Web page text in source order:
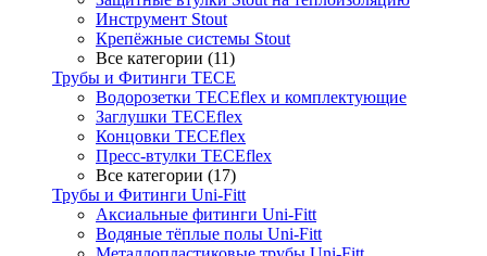
Инструмент Stout
Крепёжные системы Stout
Все категории (11)
Трубы и Фитинги TECE
Водорозетки TECEflex и комплектующие
Заглушки TECEflex
Концовки TECEflex
Пресс-втулки TECEflex
Все категории (17)
Трубы и Фитинги Uni-Fitt
Аксиальные фитинги Uni-Fitt
Водяные тёплые полы Uni-Fitt